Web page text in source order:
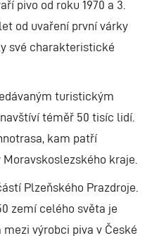
pivo od roku 1970 a 3.
od uvaření první várky
své charakteristické
turistickým
téměř 50 tisíc lidí.
kam patří
kraje.
Plzeňského Prazdroje.
zemí celého světa je
výrobci piva v České